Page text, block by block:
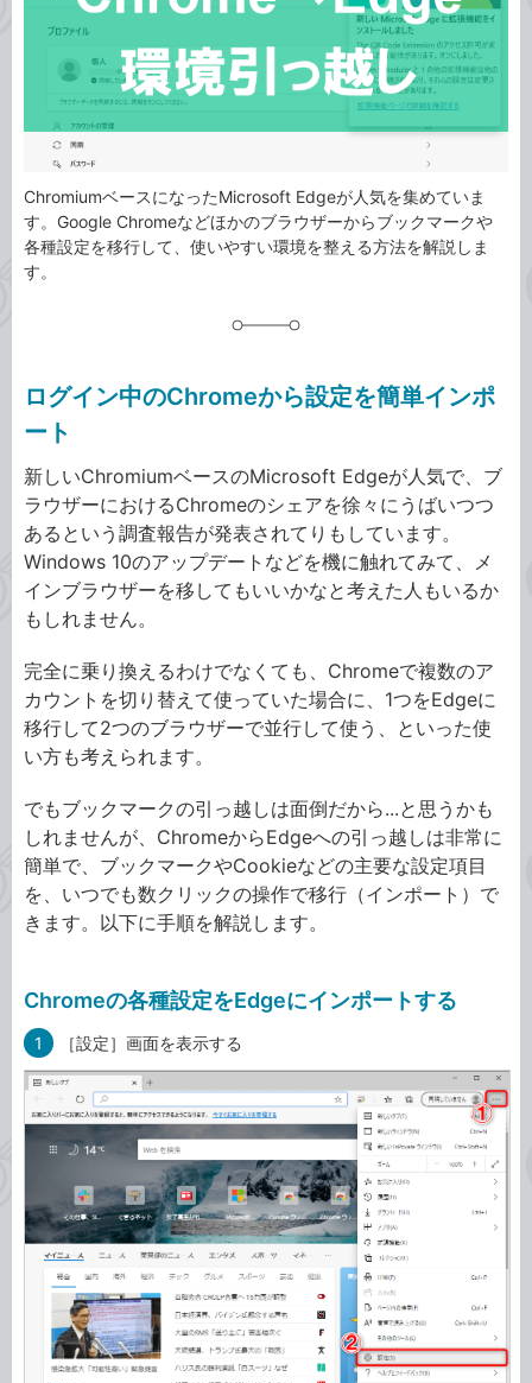
ChromiumベースになったMicrosoft Edgeが人気を集めていま
す。Google Chromeなどほかのブラウザーからブックマークや
各種設定を移行して、使いやすい環境を整える方法を解説しま
す。
ログイン中のChromeから設定を簡単インポ
ート
新しいChromiumベースのMicrosoft Edgeが人気で、ブ
ラウザーにおけるChromeのシェアを徐々にうばいつつ
あるという調査報告が発表されてりもしています。
Windows 10のアップデートなどを機に触れてみて、メ
インブラウザーを移してもいいかなと考えた人もいるか
もしれません。
完全に乗り換えるわけでなくても、Chromeで複数のア
カウントを切り替えて使っていた場合に、1つをEdgeに
移行して2つのブラウザーで並行して使う、といった使
い方も考えられます。
でもブックマークの引っ越しは面倒だから...と思うかも
しれませんが、ChromeからEdgeへの引っ越しは非常に
簡単で、ブックマークやCookieなどの主要な設定項目
を、いつでも数クリックの操作で移行（インポート）で
きます。以下に手順を解説します。
Chromeの各種設定をEdgeにインポートする
1 ［設定］画面を表示する